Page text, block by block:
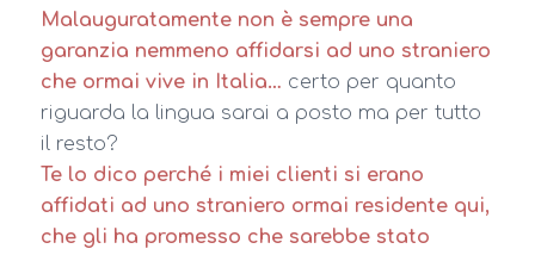
Malauguratamente non è sempre una
garanzia nemmeno affidarsi ad uno straniero
che ormai vive in Italia… certo per quanto
riguarda la lingua sarai a posto ma per tutto
il resto?
Te lo dico perché i miei clienti si erano
affidati ad uno straniero ormai residente qui,
che gli ha promesso che sarebbe stato